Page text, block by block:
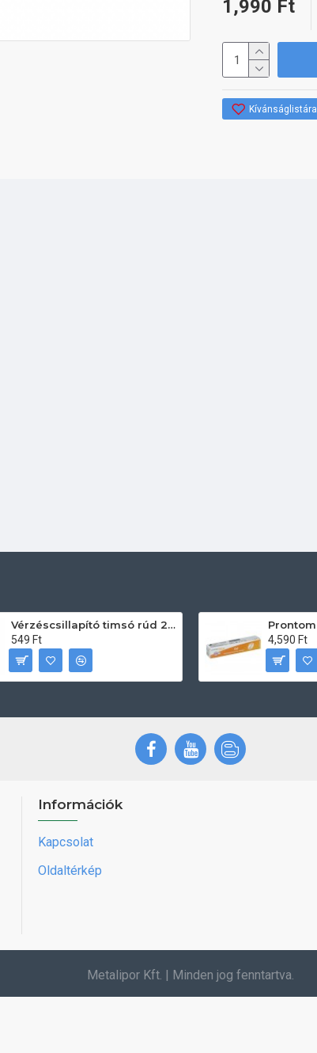
1,990 Ft
Kívánságlistára
Vérzéscsillapító timsó rúd 20db
549 Ft
4,590 Ft
Információk
Kapcsolat
Oldaltérkép
Metalipor Kft. | Minden jog fenntartva.